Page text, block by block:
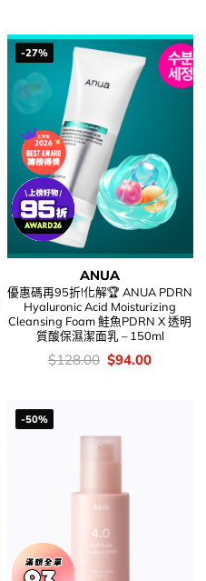
$268.00.
-27%
ANUA
優惠碼再95折!化解🏆 ANUA PDRN
Hyaluronic Acid Moisturizing
Cleansing Foam 鮭魚PDRN X 透明
質酸保濕潔面乳 – 150ml
價
錢：
$128.00 Original
price
$94.00Current
-50%